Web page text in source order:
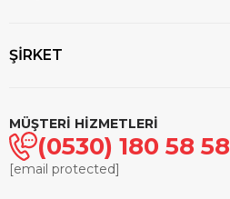
ŞİRKET
MÜŞTERİ HİZMETLERİ
(0530) 180 58 58
[email protected]